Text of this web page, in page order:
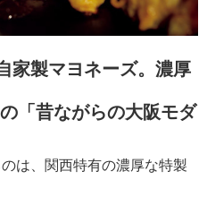
家製マヨネーズ。濃厚
「昔ながらの大阪モダ
は、関西特有の濃厚な特製